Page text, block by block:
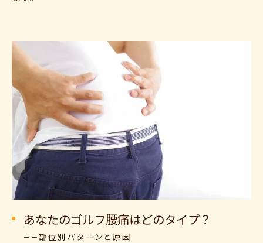
あなたのゴルフ腰痛はどのタイプ？
——部位別パターンと原因